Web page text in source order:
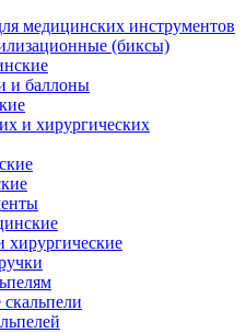
медицинских инструментов
(биксы)
и баллоны
и хирургических
хирургические